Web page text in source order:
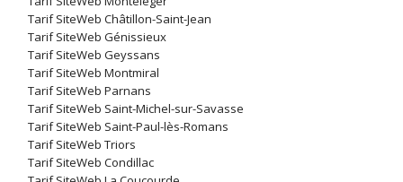
Tarif SiteWeb Châtillon-Saint-Jean
Tarif SiteWeb Génissieux
Tarif SiteWeb Geyssans
Tarif SiteWeb Montmiral
Tarif SiteWeb Parnans
Tarif SiteWeb Saint-Michel-sur-Savasse
Tarif SiteWeb Saint-Paul-lès-Romans
Tarif SiteWeb Triors
Tarif SiteWeb Condillac